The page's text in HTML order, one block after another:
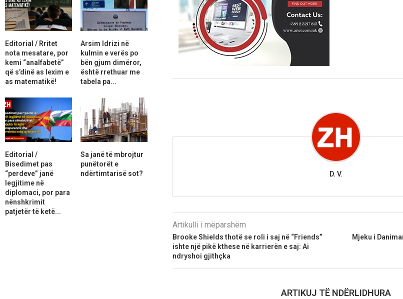
D. V.
Artikulli i mëparshëm
Brooke Shields thotë se roli i saj në “Friends”
ishte një pikë kthese në karrierën e saj: Ai
ndryshoi gjithçka
Mjeku i
ARTIKUJ TË NDËRLIDHURA
Editorial / Rritet
nota mesatare, por
kemi “analfabetë”
që s’dinë as lexim e
as matematikë!
Arsim Idrizi në
kulmin e verës po
bën gjum dimëror,
është rrethuar me
tabela pa...
Editorial /
Bisedimet pas
“perdeve” janë
legjitime në
diplomaci, por para
nënshkrimit
patjetër të ketë...
Sa janë të mbrojtur
punëtorët e
ndërtimtarisë sot?